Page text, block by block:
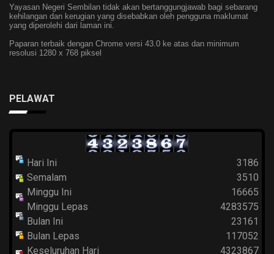
Yayasan Negeri Sembilan tidak akan bertanggungjawab bagi sebarang
kehilangan dan kerugian yang disebabkan oleh pengguna maklumat
yang diperolehi dari laman ini.
Paparan terbaik dengan Chrome versi 43.0 ke atas dan minimum
resolusi 1280 x 768 piksel
PELAWAT
Hari Ini
Semalam
Minggu Ini
Minggu Lepas
Bulan Ini
Bulan Lepas
Keseluruhan Hari
3186
3510
16665
4283575
23161
117052
4323867